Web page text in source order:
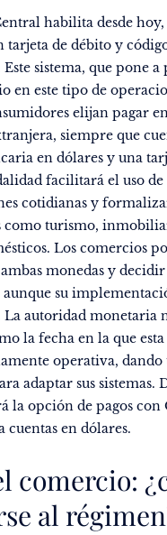
habilita desde hoy,
tarjeta de débito y
sistema, que pone a
en este tipo de
elijan pagar
siempre que
en dólares y una
facilitará el uso de
cotidianas y
como turismo,
Los comercios
monedas y
aunque su
autoridad monetaria
la fecha en la que
operativa,
adaptar sus sistemas.
la opción de pagos con
cuentas en dólares.
comercio:
al